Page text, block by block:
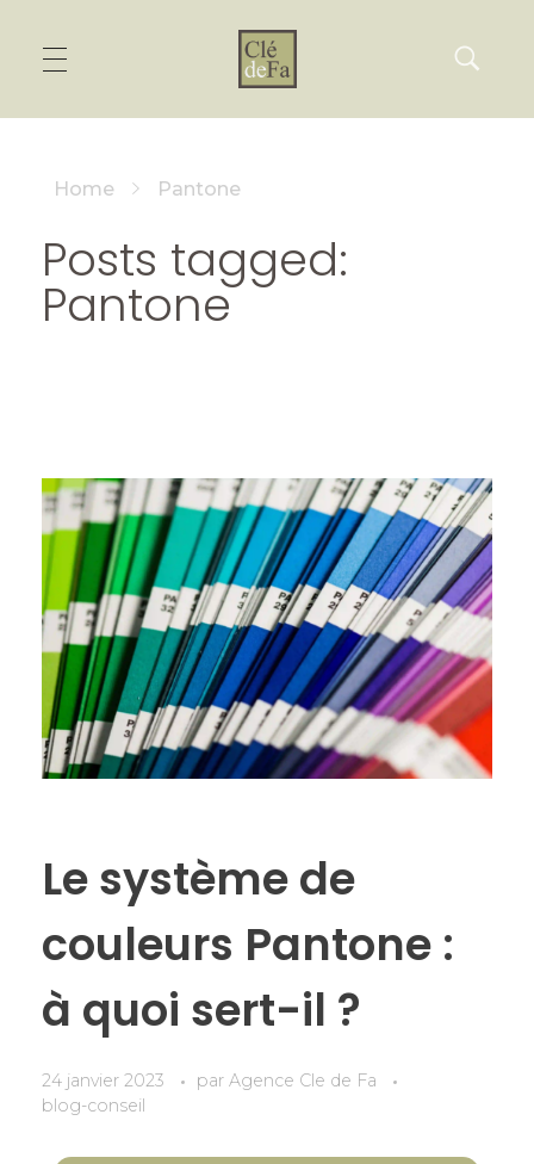
Home Pantone
Posts tagged:
Pantone
Le système de
couleurs Pantone :
à quoi sert-il ?
24 janvier 2023 par Agence Cle de Fa
blog-conseil